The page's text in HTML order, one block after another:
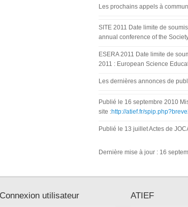
Les prochains appels à
SITE 2011 Date limite de
annual conference of the
ESERA 2011 Date limite de
2011 : European Science
Les dernières annonces de
Publié le 16 septembre 2010
site :http://atief.fr/
Publié le 13 juillet Actes de
Dernière mise à jour : 16
Connexion utilisateur ATIEF